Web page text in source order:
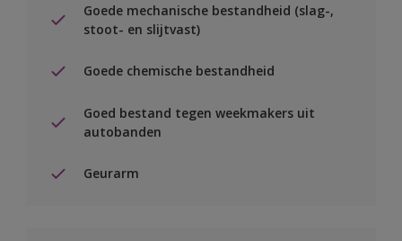
Goede mechanische bestandheid (slag-,
stoot- en slijtvast)
Goede chemische bestandheid
Goed bestand tegen weekmakers uit
autobanden
Geurarm